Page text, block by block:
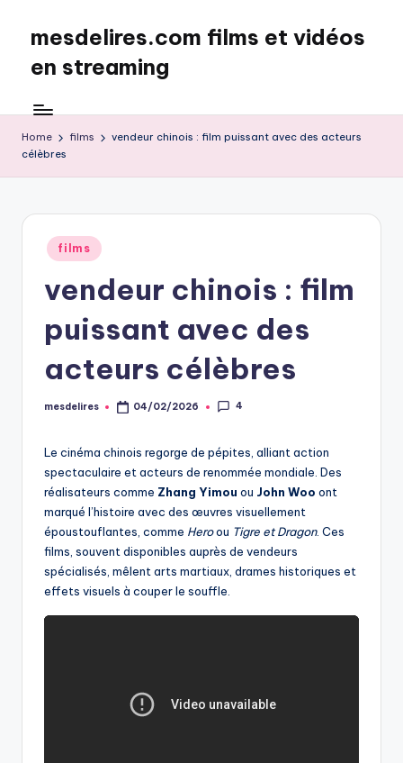
content
mesdelires.com films et vidéos
en streaming
:
film
et
video
en
français
Home films
vendeur chinois : film puissant avec des acteurs
célèbres
Posted
in
films
vendeur chinois : film
puissant avec des
acteurs célèbres
Posted
mesdelires 04/02/2026 4
Le cinéma chinois regorge de pépites, alliant action
spectaculaire et acteurs de renommée mondiale. Des
réalisateurs comme Zhang Yimou ou John Woo ont
marqué l’histoire avec des œuvres visuellement
époustouflantes, comme Heroou Tigre et Dragon. Ces
films, souvent disponibles auprès de vendeurs
spécialisés, mêlent arts martiaux, drames historiques et
effets visuels à couper le souffle.